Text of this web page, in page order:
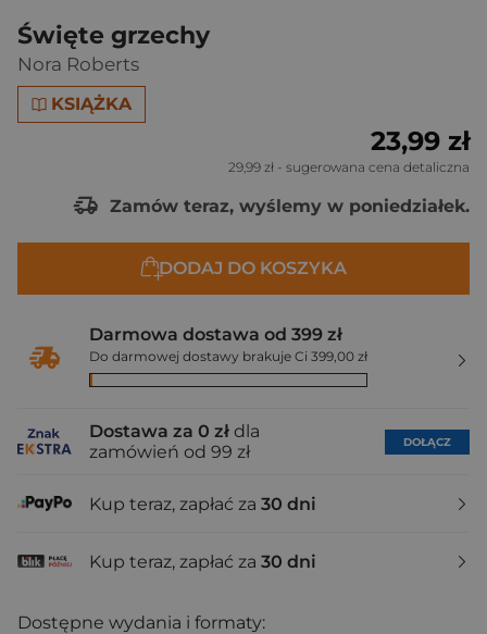
Święte grzechy
Nora Roberts
KSIĄŻKA
23,99 zł
29,99 zł - sugerowana cena detaliczna
Zamów teraz, wyślemy w poniedziałek.
DODAJ DO KOSZYKA
Darmowa dostawa od 399 zł
Do darmowej dostawy brakuje Ci 399,00 zł
Dostawa za 0 zł dla
zamówień od 99 zł
DOŁĄCZ
Kup teraz, zapłać za 30 dni
Kup teraz, zapłać za 30 dni
Dostępne wydania i formaty: